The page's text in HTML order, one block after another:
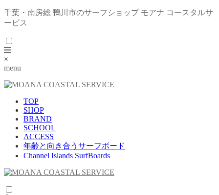
千葉・南房総 鴨川市のサーフショップ モアナ コースタルサ
ービス
×
menu
TOP
SHOP
BRAND
SCHOOL
ACCESS
年齢と向き合うサーフボード
Channel Islands SurfBoards